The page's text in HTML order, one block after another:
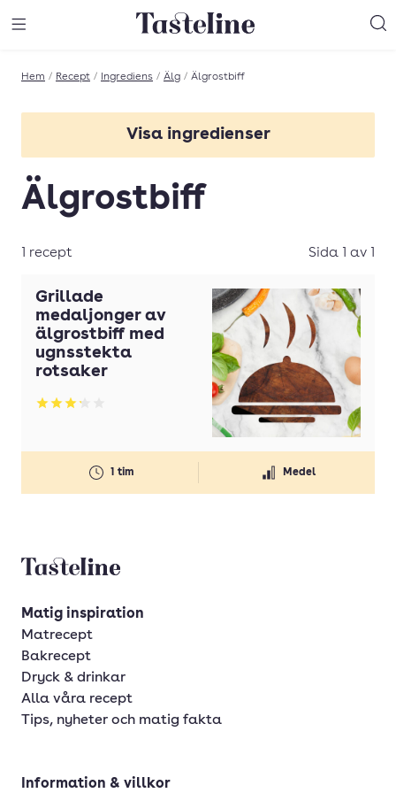
Till Tastelines startsida
Hem / Recept / Ingrediens / Älg / Älgrostbiff
Visa ingredienser
Älgbiff
Älgfilé
Älgfärs
Älgrostbiff
Älgskav
Älgstek
Älgrostbiff
1 recept Sida 1 av 1
Grillade
medaljonger av
älgrostbiff med
ugnsstekta
rotsaker
Betyg: 3.21 av 5
1 tim Medel
Tasteline startsida
Matig inspiration
Matrecept
Bakrecept
Dryck & drinkar
Alla våra recept
Tips, nyheter och matig fakta
Information & villkor